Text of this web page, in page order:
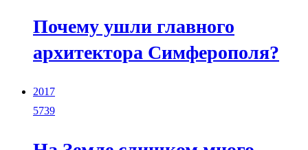
Почему ушли главного
архитектора Симферополя?
2017
5739